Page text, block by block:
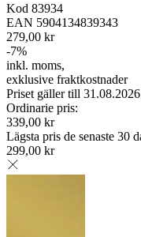
Kod 83934
EAN 5904134839343
279,00 kr
-7%
inkl. moms,
exklusive fraktkostnader
Priset gäller till
Ordinarie pris:
339,00 kr
Lägsta pris de senaste 30
299,00 kr